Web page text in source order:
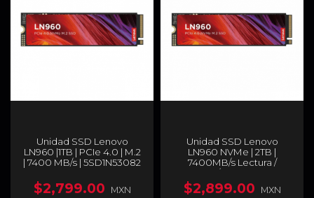
Unidad SSD Lenovo
LN960 |1TB | PCIe 4.0 | M.2
| 7400 MB/s | 5SD1N53082
$2,799.00 MXN
Unidad SSD Lenovo
LN960 NVMe | 2TB |
7400MB/s Lectura /
6500MB/s Escritura | PCI
Express 4.0 | 5SD1N53072
$2,899.00 MXN